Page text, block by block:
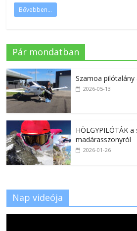
Bővebben...
Pár mondatban
Szamoa
2026-05-13
HÖLGYPILÓTÁK a
madárasszonyról
2026-01-26
Nap videója